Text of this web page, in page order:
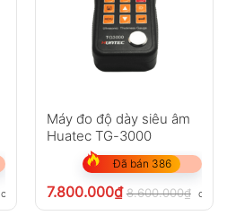
chưa VAT 8%
Máy đo độ dày siêu âm
Huatec TG-3000
Đã bán 386
7.800.000₫ 8.600.000₫ chưa